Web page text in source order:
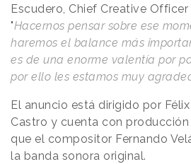
Escudero, Chief Creative
"Hacernos pensar sobre ese
haremos el balance más
es de una enorme valentía por
por ello les estamos muy
El anuncio está dirigido por
Castro y cuenta con producción
que el compositor Fernando
la banda sonora original.